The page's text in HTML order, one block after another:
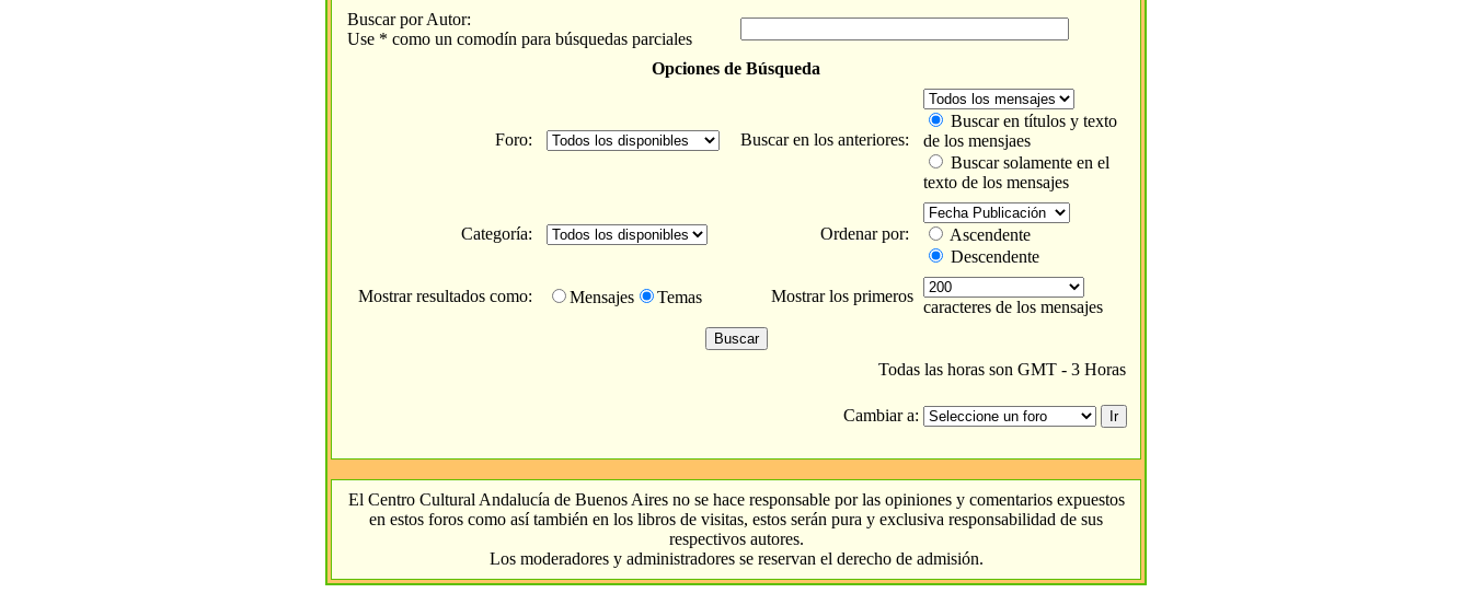
Buscar por Autor:
Use * como un comodín para búsquedas parciales
Opciones de Búsqueda
Foro: Buscar en los anteriores:
Buscar en títulos y texto
de los mensjaes
Buscar solamente en el
texto de los mensajes
Categoría: Ordenar por:
Ascendente
Descendente
Mostrar resultados como: Mensajes Temas Mostrar los primeros
caracteres de los mensajes
Todas las horas son GMT - 3 Horas
Cambiar a:
El Centro Cultural Andalucía de Buenos Aires no se hace responsable por las opiniones y comentarios expuestos
en estos foros como así también en los libros de visitas, estos serán pura y exclusiva responsabilidad de sus
respectivos autores.
Los moderadores y administradores se reservan el derecho de admisión.